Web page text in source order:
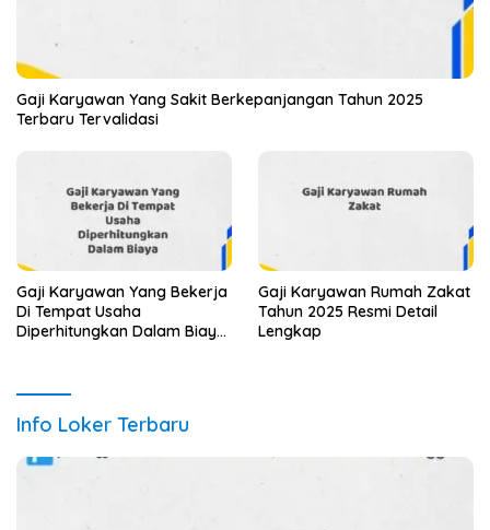
Gaji Karyawan Yang Sakit Berkepanjangan Tahun 2025
Terbaru Tervalidasi
Gaji Karyawan Yang Bekerja
Di Tempat Usaha
Diperhitungkan Dalam Biaya
Gaji Karyawan Rumah Zakat
Tahun 2025 Resmi Detail
Lengkap
Info Loker Terbaru